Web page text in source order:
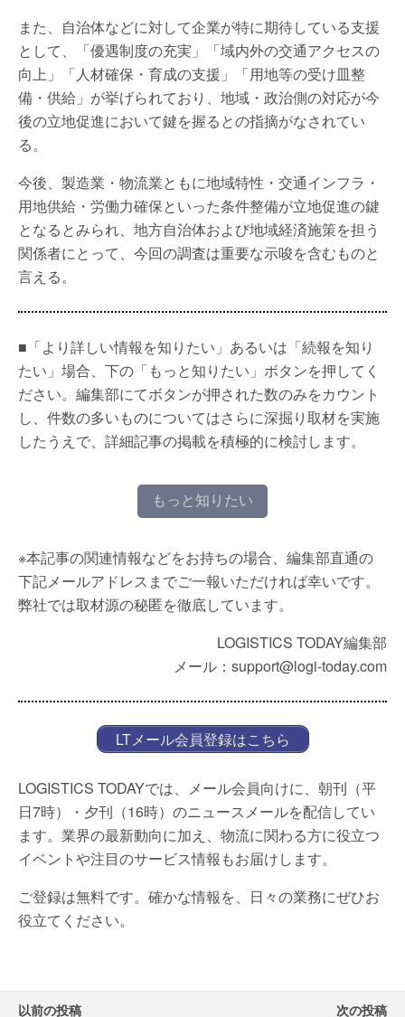
また、自治体などに対して企業が特に期待している支援
として、「優遇制度の充実」「域内外の交通アクセスの
向上」「人材確保・育成の支援」「用地等の受け皿整
備・供給」が挙げられており、地域・政治側の対応が今
後の立地促進において鍵を握るとの指摘がなされてい
る。
今後、製造業・物流業ともに地域特性・交通インフラ・
用地供給・労働力確保といった条件整備が立地促進の鍵
となるとみられ、地方自治体および地域経済施策を担う
関係者にとって、今回の調査は重要な示唆を含むものと
言える。
■「より詳しい情報を知りたい」あるいは「続報を知り
たい」場合、下の「もっと知りたい」ボタンを押してく
ださい。編集部にてボタンが押された数のみをカウント
し、件数の多いものについてはさらに深掘り取材を実施
したうえで、詳細記事の掲載を積極的に検討します。
もっと知りたい
※本記事の関連情報などをお持ちの場合、編集部直通の
下記メールアドレスまでご一報いただければ幸いです。
弊社では取材源の秘匿を徹底しています。
LOGISTICS TODAY編集部
メール：support@logi-today.com
LTメール会員登録はこちら
LOGISTICS TODAYでは、メール会員向けに、朝刊（平
日7時）・夕刊（16時）のニュースメールを配信してい
ます。業界の最新動向に加え、物流に関わる方に役立つ
イベントや注目のサービス情報もお届けします。
ご登録は無料です。確かな情報を、日々の業務にぜひお
役立てください。
以前の投稿 次の投稿